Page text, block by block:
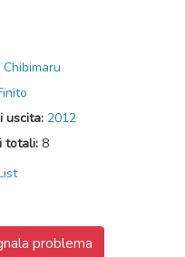
Chibimaru
uscita: 2012
totali: 8
problema